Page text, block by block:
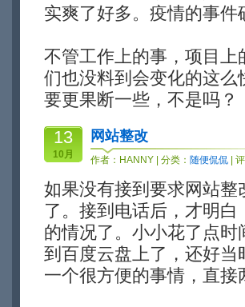
实爽了好多。疫情的事件
不管工作上的事，项目
们也没料到会变化的这
要更果断一些，不是吗？
13
10月
网站整改
作者： HANNY | 分类： 随便侃侃 |
如果没有接到要求网站
了。接到电话后，才明
的情况了。小小花了点
到百度云盘上了，还好
一个很方便的事情，直接